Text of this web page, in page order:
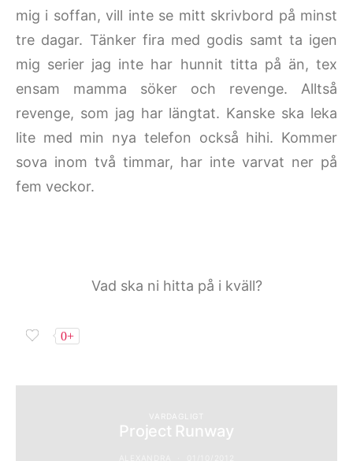
mig i soffan, vill inte se mitt skrivbord på minst
tre dagar. Tänker fira med godis samt ta igen
mig serier jag inte har hunnit titta på än, tex
ensam mamma söker och revenge. Alltså
revenge, som jag har längtat. Kanske ska leka
lite med min nya telefon också hihi. Kommer
sova inom två timmar, har inte varvat ner på
fem veckor.
Vad ska ni hitta på i kväll?
0+
VARDAGLIGT
Project Runway